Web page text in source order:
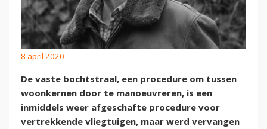
8 april 2020
De vaste bochtstraal, een procedure om tussen
woonkernen door te manoeuvreren, is een
inmiddels weer afgeschafte procedure voor
vertrekkende vliegtuigen, maar werd vervangen